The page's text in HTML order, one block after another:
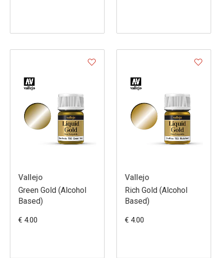
Vallejo
Green Gold (Alcohol
Based)
€ 4.00
Vallejo
Rich Gold (Alcohol
Based)
€ 4.00